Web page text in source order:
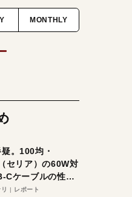
MONTHLY
。100均・
セリア）の60W対
Cケーブルの性能
超コスパの1本を
レポート